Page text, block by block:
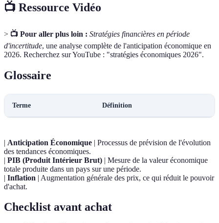
📺 Ressource Vidéo
> 📺 Pour aller plus loin : Stratégies financières en période
d'incertitude, une analyse complète de l'anticipation économique en
2026. Recherchez sur YouTube : "stratégies économiques 2026".
Glossaire
Terme Définition
| Anticipation Économique | Processus de prévision de l'évolution
des tendances économiques.
| PIB (Produit Intérieur Brut) | Mesure de la valeur économique
totale produite dans un pays sur une période.
| Inflation | Augmentation générale des prix, ce qui réduit le pouvoir
d'achat.
Checklist avant achat